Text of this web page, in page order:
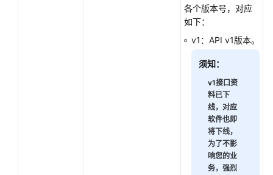
各个版本号，对应
如下：
v1：API v1版本。
须知：
v1接口资
料已下
线，对应
软件也即
将下线，
为了不影
响您的业
务，强烈